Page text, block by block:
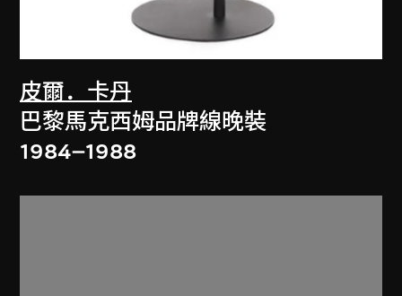
皮爾．卡丹
巴黎馬克西姆品牌線晚裝
1984–1988